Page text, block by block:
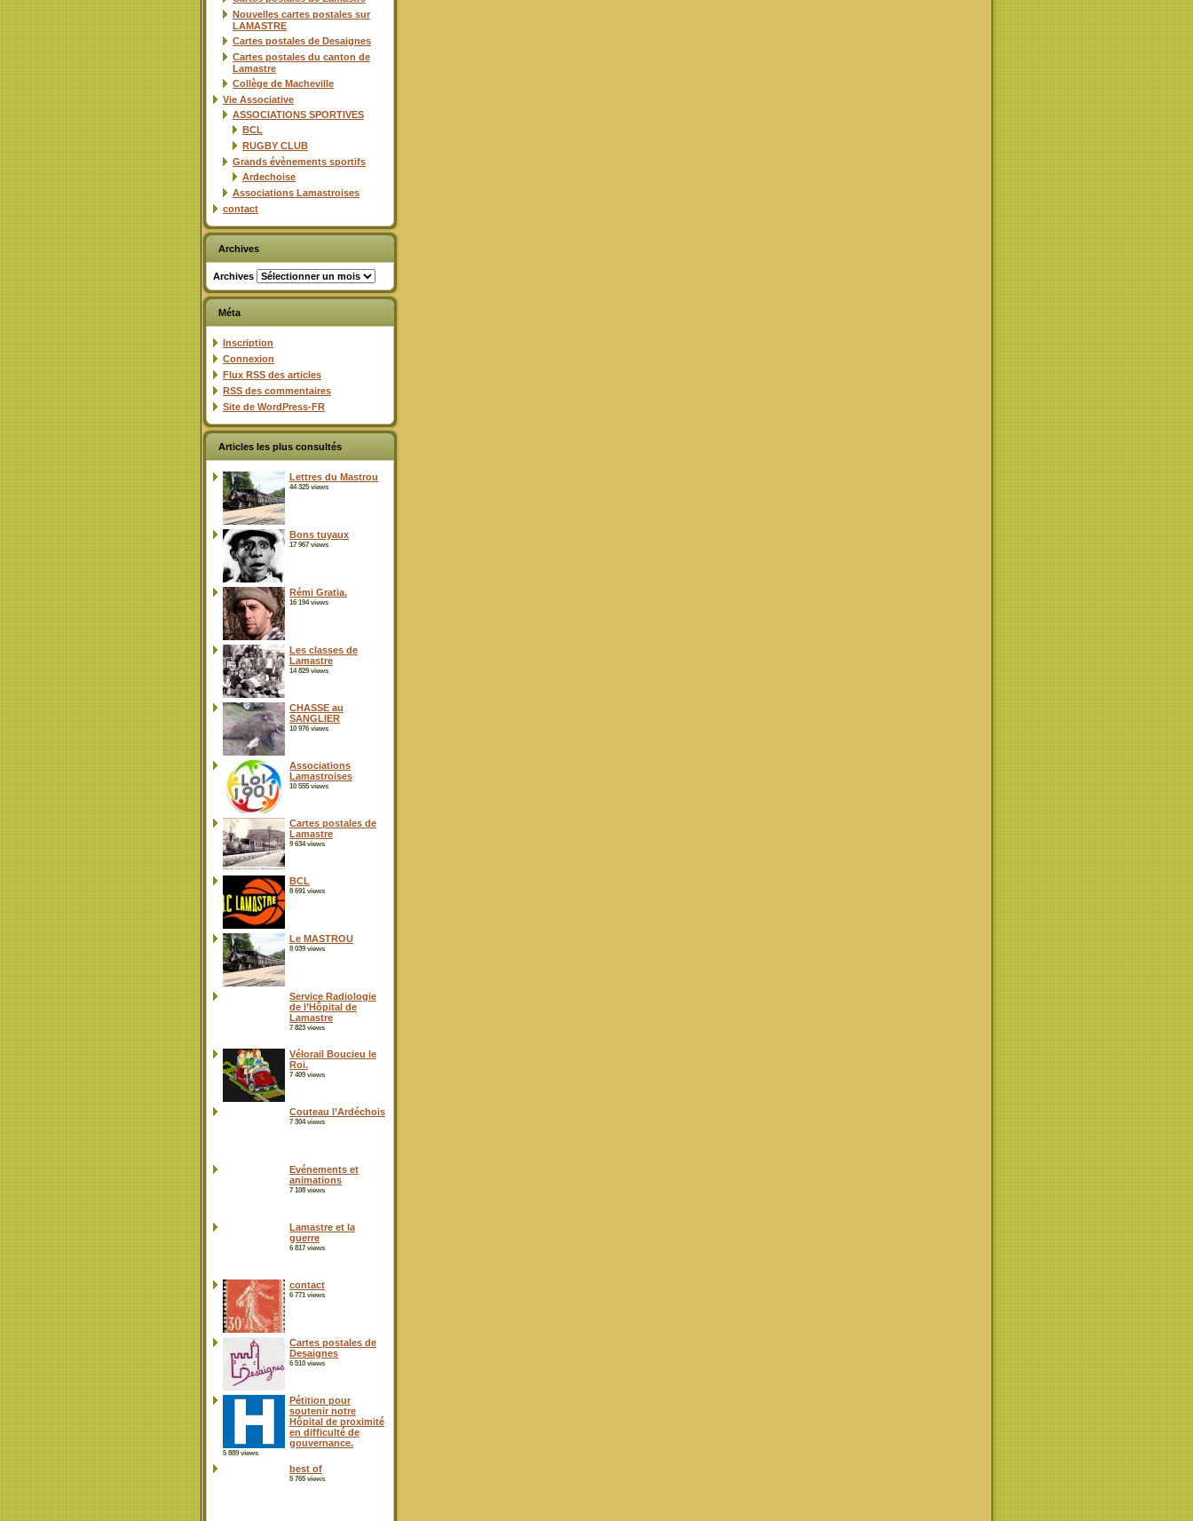
Nouvelles cartes postales sur
LAMASTRE
Cartes postales de Desaignes
Cartes postales du canton de
Lamastre
Collège de Macheville
Vie Associative
ASSOCIATIONS SPORTIVES
BCL
RUGBY CLUB
Grands évènements sportifs
Ardechoise
Associations Lamastroises
contact
Archives
Archives
Méta
Inscription
Connexion
Flux RSS des articles
RSS des commentaires
Site de WordPress-FR
Articles les plus consultés
Lettres du Mastrou
44 325 views
Bons tuyaux
17 967 views
Rémi Gratia.
16 194 views
Les classes de
Lamastre
14 829 views
CHASSE au
SANGLIER
10 976 views
Associations
Lamastroises
10 555 views
Cartes postales de
Lamastre
9 634 views
BCL
8 691 views
Le MASTROU
8 039 views
Service Radiologie
de l’Hôpital de
Lamastre
7 823 views
Vélorail Boucieu le
Roi.
7 409 views
Couteau l’Ardéchois
7 304 views
Evénements et
animations
7 108 views
Lamastre et la
guerre
6 817 views
contact
6 771 views
Cartes postales de
Desaignes
6 510 views
Pétition pour
soutenir notre
Hôpital de proximité
en difficulté de
gouvernance.
5 889 views
best of
5 765 views